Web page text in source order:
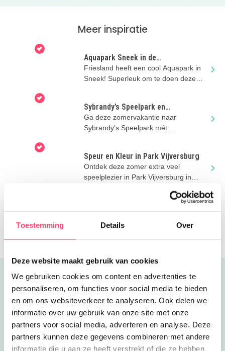
Toestemming Details Over
Deze website maakt gebruik van cookies
We gebruiken cookies om content en advertenties te
personaliseren, om functies voor social media te bieden
en om ons websiteverkeer te analyseren. Ook delen we
informatie over uw gebruik van onze site met onze
partners voor social media, adverteren en analyse. Deze
partners kunnen deze gegevens combineren met andere
informatie die u aan ze heeft verstrekt of die ze hebben
Meer inspiratie
Aquapark Sneek in de
zomervakantie!
Friesland heeft een cool Aquapark in
Sneek! Superleuk om te doen deze
Sybrandy’s Speelpark en
Blotevoetenpad Gaasterland
Ga deze zomervakantie naar
Sybrandy's Speelpark mét
Speur en Kleur in Park Vijversburg
Ontdek deze zomer extra veel
speelplezier in Park Vijversburg in
Waterproefjes bij Woudagemaal
experimenteren bij UNESCO
Uitgelicht